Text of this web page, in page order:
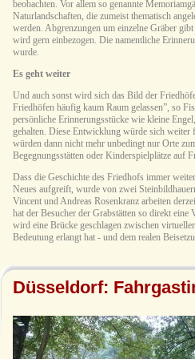
beobachten. Vor allem so genannte
Naturlandschaften, die zumeist thematisch
werden. Abgrenzungen um einzelne Gräber
wird gern einbezogen. Die namentliche
wurde.
Es geht weiter
Und auch sonst wird sich das Bild der
Friedhöfen häufig kaum Raum gelassen”, so
persönliche Erinnerungsstücke wie kleine
gehalten. Diese Entwicklung würde sich weiter
würden dann nicht mehr unbedingt nur Orte
Begegnungsstätten oder Kinderspielplätze auf
Dass die Geschichte des Friedhofs immer
Neues aufgreift, wurde von zwei
Vincent und Andreas Rosenkranz arbeiten
hat der Besucher der Grabstätten so direkt
wird eine Brücke geschlagen zwischen
Bedeutung erlangt hat - und dem realen
Düsseldorf: